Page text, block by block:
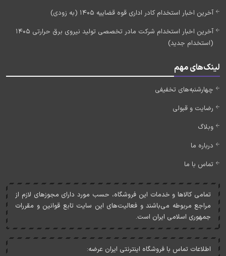
آخرین اخبار استخدام کادر اداری قوه قضاییه 1405 (به زودی)
آخرین اخبار استخدام شرکت مادر تخصصی تولید نیروی برق حرارتی 1405
(استخدام جدید)
لینک‌های مهم
چهارشنبه‌های تخفیفی
رضایت و قبولی
وبلاگ
درباره ما
تماس با ما
تمامی کالاها و خدمات اين فروشگاه، حسب مورد دارای مجوزهای لازم از
مراجع مربوطه می‌باشند و فعاليت‌های اين سايت تابع قوانين و مقررات
جمهوری اسلامی ايران است.
اطلاعات تماس با فروشگاه اینترنتی ایران عرضه: